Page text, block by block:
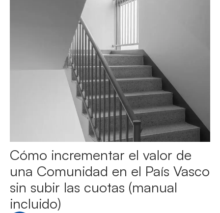
Cómo incrementar el valor de
una Comunidad en el País Vasco
sin subir las cuotas (manual
incluido)